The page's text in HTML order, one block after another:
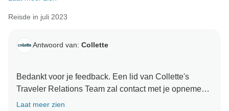
Reisde in juli 2023
Antwoord van: Collette
Bedankt voor je feedback. Een lid van Collette's
Traveler Relations Team zal contact met je opnemen
om je zorgen te bespreken.
Laat meer zien